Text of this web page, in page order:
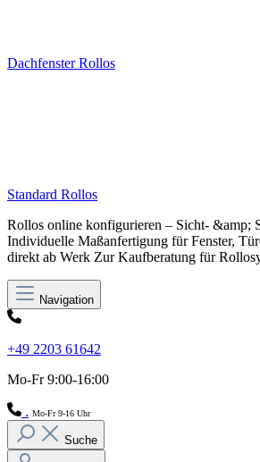
Dachfenster Rollos
Standard Rollos
Rollos online konfigurieren – Sicht- &amp;
Individuelle Maßanfertigung für Fenster,
direkt ab Werk Zur Kaufberatung für
Navigation
+49 2203 61642
Mo-Fr 9:00-16:00
. Mo-Fr 9-16 Uhr
Suche